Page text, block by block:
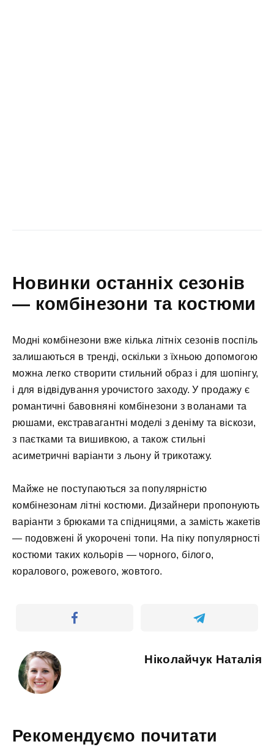
Новинки останніх сезонів
— комбінезони та костюми
Модні комбінезони вже кілька літніх сезонів поспіль
залишаються в тренді, оскільки з їхньою допомогою
можна легко створити стильний образ і для шопінгу,
і для відвідування урочистого заходу. У продажу є
романтичні бавовняні комбінезони з воланами та
рюшами, екстравагантні моделі з деніму та віскози,
з паєтками та вишивкою, а також стильні
асиметричні варіанти з льону й трикотажу.
Майже не поступаються за популярністю
комбінезонам літні костюми. Дизайнери пропонують
варіанти з брюками та спідницями, а замість жакетів
— подовжені й укорочені топи. На піку популярності
костюми таких кольорів — чорного, білого,
коралового, рожевого, жовтого.
Ніколайчук Наталія
Рекомендуємо почитати